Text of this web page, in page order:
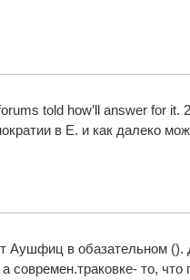
told how’ll answer for it.
в Е. и как далеко
Аушфиц в обазательном
то, что